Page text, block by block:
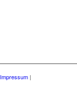
Impressum|